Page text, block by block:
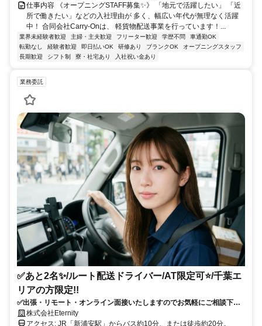
仕事内容 《オープニングSTAFF募集✨》 「地元で活躍したい」 「近
所で働きたい」などの入社理由が 多く、幅広い年代が無理なく活躍
中！ 合同会社Carry-Onは、 軽貨物配送事業を行っています！...
業界未経験者歓迎 主婦・主夫歓迎 フリーター歓迎 学歴不問
車通勤OK
転勤なし
経験者歓迎 即日払いOK 研修あり ブランクOK
オープニングスタッフ
長期歓迎
シフト制 寮・社宅あり 入社祝い金あり
業務委託
✅あと2名✨️/ルート配送ドライバー/AT限定可⭐️/千葉エ
リアの方限定!!
✅出張・リモート・オンライン面接いたしますのでお気軽にご相談下さ
い!!✨️株式会社Eternity
アクセス: JR「新浦安駅」からバス約10分、または徒歩約20分。